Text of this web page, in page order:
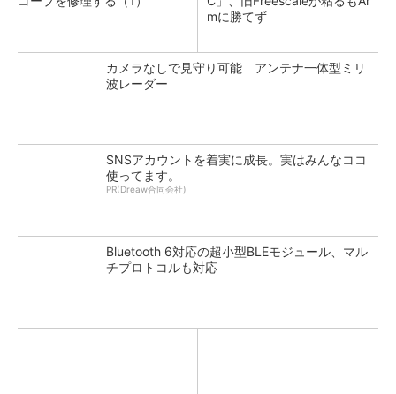
mに勝てず
カメラなしで見守り可能 アンテナ一体型ミリ
波レーダー
SNSアカウントを着実に成長。実はみんなココ
使ってます。
PR(Dreaw合同会社)
Bluetooth 6対応の超小型BLEモジュール、マル
チプロトコルも対応